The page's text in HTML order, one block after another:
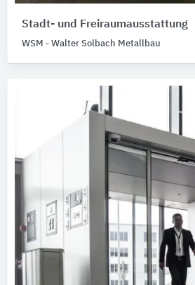
Stadt- und Freiraumausstattung
WSM - Walter Solbach Metallbau